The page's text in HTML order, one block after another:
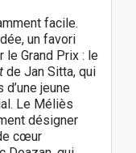
facile.
un favori
le Grand Prix : le
de Jan Sitta, qui
jeune
Le Méliès
désigner
cœur